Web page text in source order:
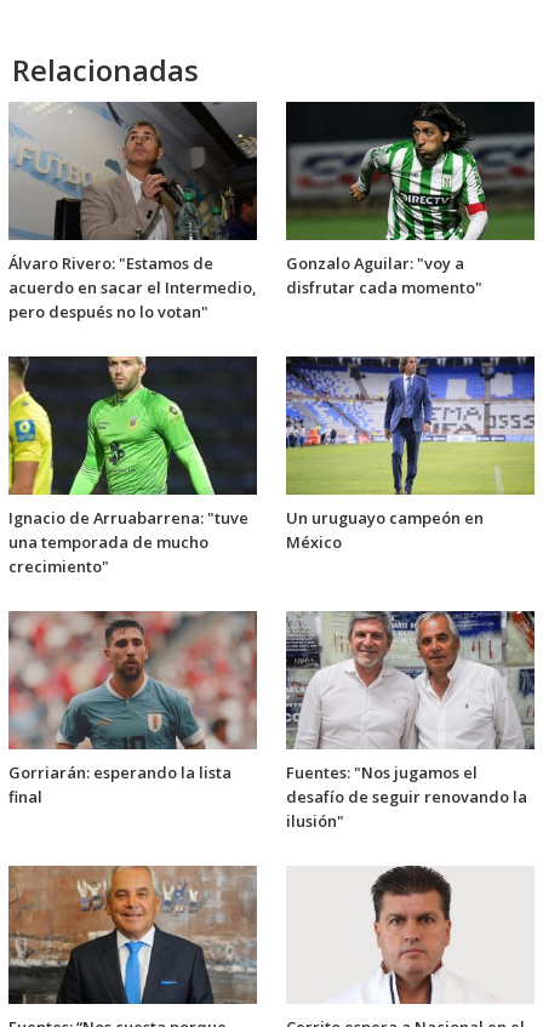
Relacionadas
Álvaro Rivero: "Estamos de
acuerdo en sacar el Intermedio,
pero después no lo votan"
Gonzalo Aguilar: "voy a
disfrutar cada momento"
Ignacio de Arruabarrena: "tuve
una temporada de mucho
crecimiento"
Un uruguayo campeón en
México
Gorriarán: esperando la lista
final
Fuentes: "Nos jugamos el
desafío de seguir renovando la
ilusión"